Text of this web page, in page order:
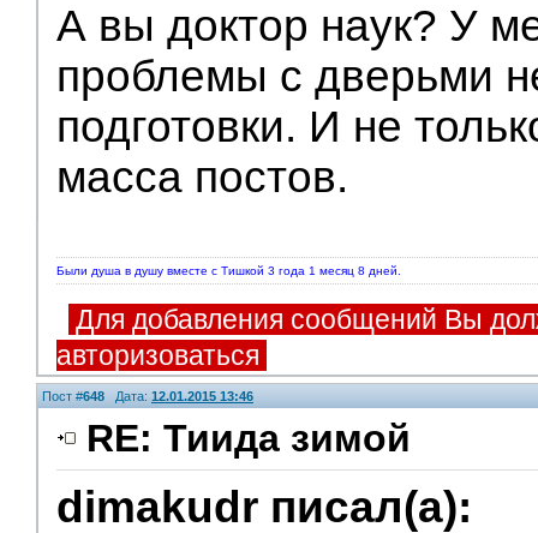
А вы доктор наук? У
проблемы с дверьми
подготовки. И не
масса постов.
Были душа в душу вместе с Тишкой 3 года 1 месяц 8 дней.
Для добавления сообщений Вы
авторизоваться
Пост #648 Дата: 12.01.2015 13:46
RE: Тиида зимой
dimakudr писал(а):